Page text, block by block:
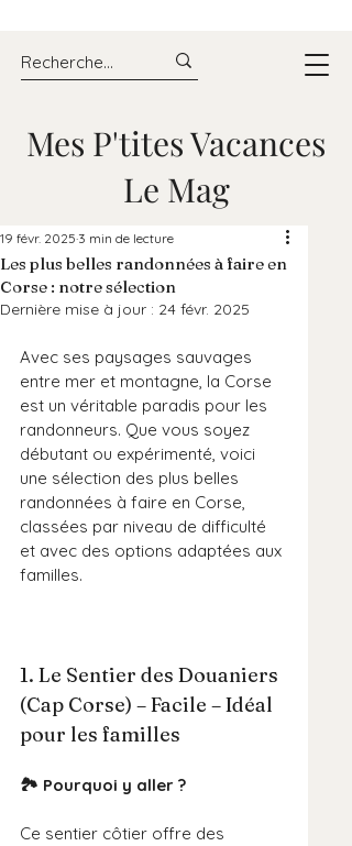
Mes P'tites Vacances
Le Mag
Les plus belles randonnées à faire en
Corse : notre sélection
19 févr. 2025 3 min de lecture
Dernière mise à jour : 24 févr. 2025
Avec ses paysages sauvages
entre mer et montagne, la Corse
est un véritable paradis pour les
randonneurs. Que vous soyez
débutant ou expérimenté, voici
une sélection des plus belles
randonnées à faire en Corse,
classées par niveau de difficulté
et avec des options adaptées aux
familles.
1. Le Sentier des Douaniers
(Cap Corse) – Facile – Idéal
pour les familles
🏞️ Pourquoi y aller ?
Ce sentier côtier offre des